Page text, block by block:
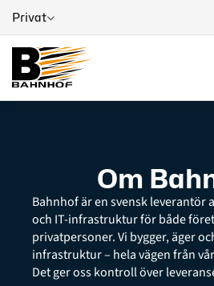
Privat
Om
Bahnhof är en svensk leverantör
och IT-infrastruktur för både
privatpersoner. Vi bygger, äger
infrastruktur – hela vägen från
Det ger oss kontroll över